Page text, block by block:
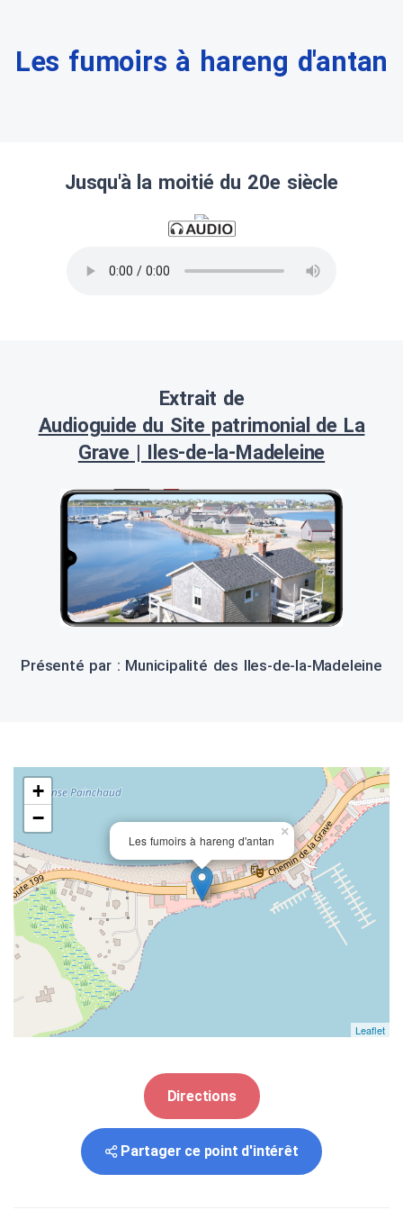
Les fumoirs à hareng d'antan
Jusqu'à la moitié du 20e siècle
Extrait de
Audioguide du Site patrimonial de La
Grave | Iles-de-la-Madeleine
Présenté par : Municipalité des Iles-de-la-Madeleine
Les fumoirs à hareng d'antan
×
+
−
Leaflet
Directions
Partager ce point d'intérêt